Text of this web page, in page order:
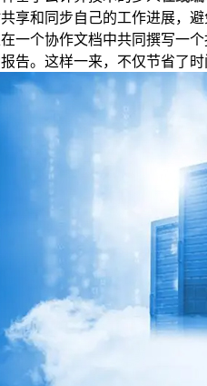
享和同步自己的工作进展，
一个协作文档中共同撰写一
告。这样一来，不仅节省了